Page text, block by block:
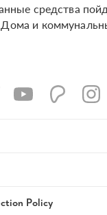
средства
и
Policy